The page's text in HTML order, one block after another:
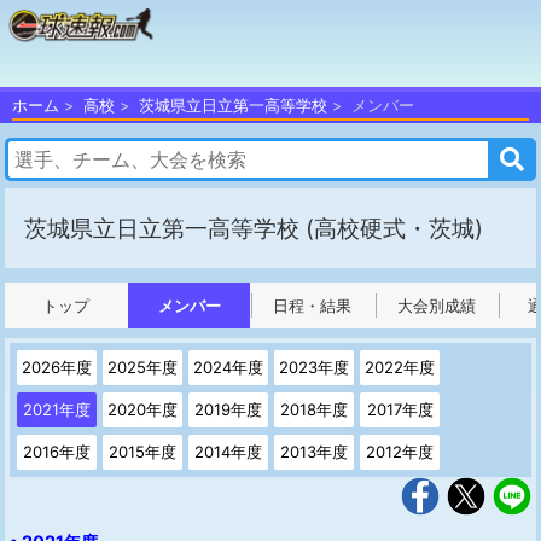
ホーム 高校 茨城県立日立第一高等学校 メンバー
茨城県立日立第一高等学校 (高校硬式・茨城)
トップ メンバー 日程・結果 大会別成績
2026年度 2025年度 2024年度 2023年度 2022年度
2021年度 2020年度 2019年度 2018年度 2017年度
2016年度 2015年度 2014年度 2013年度 2012年度